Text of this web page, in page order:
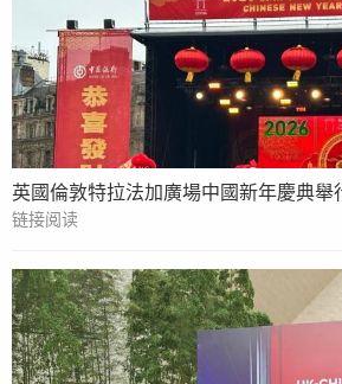
英國倫敦特拉法加廣場中國新年慶典舉
链接阅读